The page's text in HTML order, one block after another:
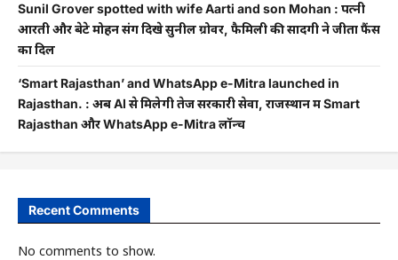
Sunil Grover spotted with wife Aarti and son Mohan : पत्नी
आरती और बेटे मोहन संग दिखे सुनील ग्रोवर, फैमिली की सादगी ने जीता फैंस
का दिल
‘Smart Rajasthan’ and WhatsApp e-Mitra launched in
Rajasthan. : अब AI से मिलेगी तेज सरकारी सेवा, राजस्थान में Smart
Rajasthan और WhatsApp e-Mitra लॉन्च
Recent Comments
No comments to show.